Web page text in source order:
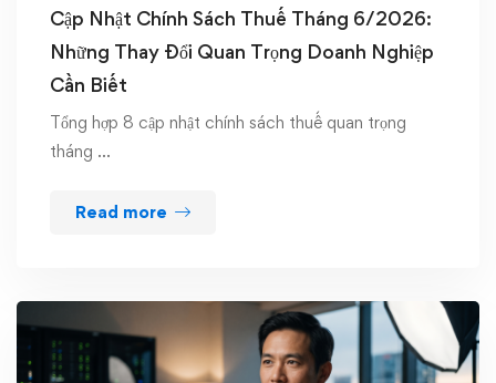
Cập Nhật Chính Sách Thuế Tháng 6/2026:
Những Thay Đổi Quan Trọng Doanh Nghiệp
Cần Biết
Tổng hợp 8 cập nhật chính sách thuế quan trọng
tháng …
Read more